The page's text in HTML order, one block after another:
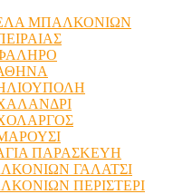
ΜΠΑΛΚΟΝΙΩΝ
ΠΑΡΑΣΚΕΥΗ
ΓΑΛΑΤΣΙ
ΠΕΡΙΣΤΕΡΙ